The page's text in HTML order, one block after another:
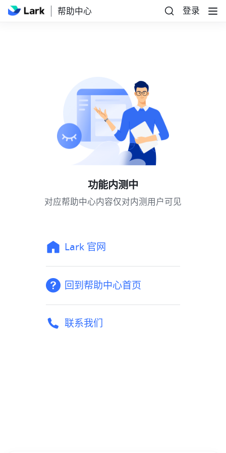
帮助中心 登录
功能内测中
对应帮助中心内容仅对内测用户可见
Lark 官网
回到帮助中心首页
联系我们